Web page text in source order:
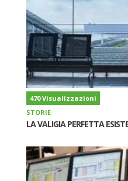
470 Visualizzazioni
STORIE
LA VALIGIA PERFETTA